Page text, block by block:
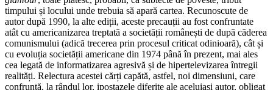
timpului și locului unde trebuia să apară cartea. Recunoscute de
autor după 1990, la alte ediții, aceste precauții au fost confruntate
atât cu americanizarea treptată a societății românești de după căderea
comunismului (adică trecerea prin procesul criticat odinioară), cât și
cu evoluția societății americane din 1974 până în prezent, mai ales
cea legată de informatizarea agresivă și de hipertelevizarea întregii
realități. Relectura acestei cărți capătă, astfel, noi dimensiuni, care
confruntă, la rândul lor, ipostazele diferite ale aceluiași autor, obligat